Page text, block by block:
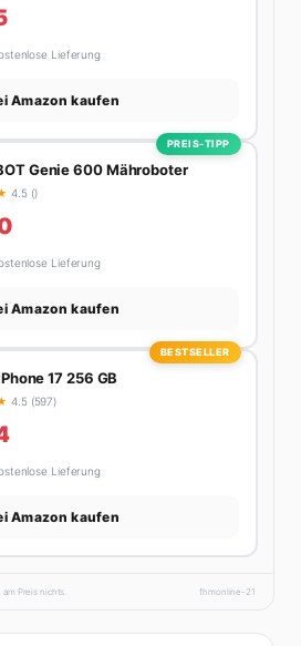
Lieferung
Amazon kaufen
PREIS-TIPP
Genie 600 Mähroboter
4.5 ()
Lieferung
Amazon kaufen
BESTSELLER
17 256 GB
4.5 (597)
Lieferung
Amazon kaufen
Preis nichts. fhmonline-21